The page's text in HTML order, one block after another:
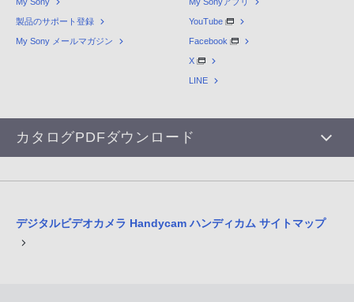
製品のサポート登録
My Sony メールマガジン
YouTube
Facebook
X
LINE
カタログPDFダウンロード
デジタルビデオカメラ Handycam ハンディカム サイトマップ